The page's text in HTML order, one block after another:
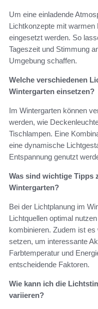
Um eine einladende
Lichtkonzepte mit warmen
eingesetzt werden. So
Tageszeit und Stimmung
Umgebung schaffen.
Welche verschiedenen
Wintergarten einsetzen?
Im Wintergarten können
werden, wie
Tischlampen. Eine
eine dynamische
Entspannung genutzt
Was sind wichtige Tipps
Wintergarten?
Bei der Lichtplanung im
Lichtquellen optimal
kombinieren. Zudem ist
setzen, um interessante
Farbtemperatur und
entscheidende Faktoren.
Wie kann ich die
variieren?